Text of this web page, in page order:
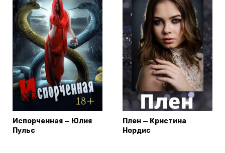
Испорченная — Юлия
Пульс
Плен — Кристина
Нордис